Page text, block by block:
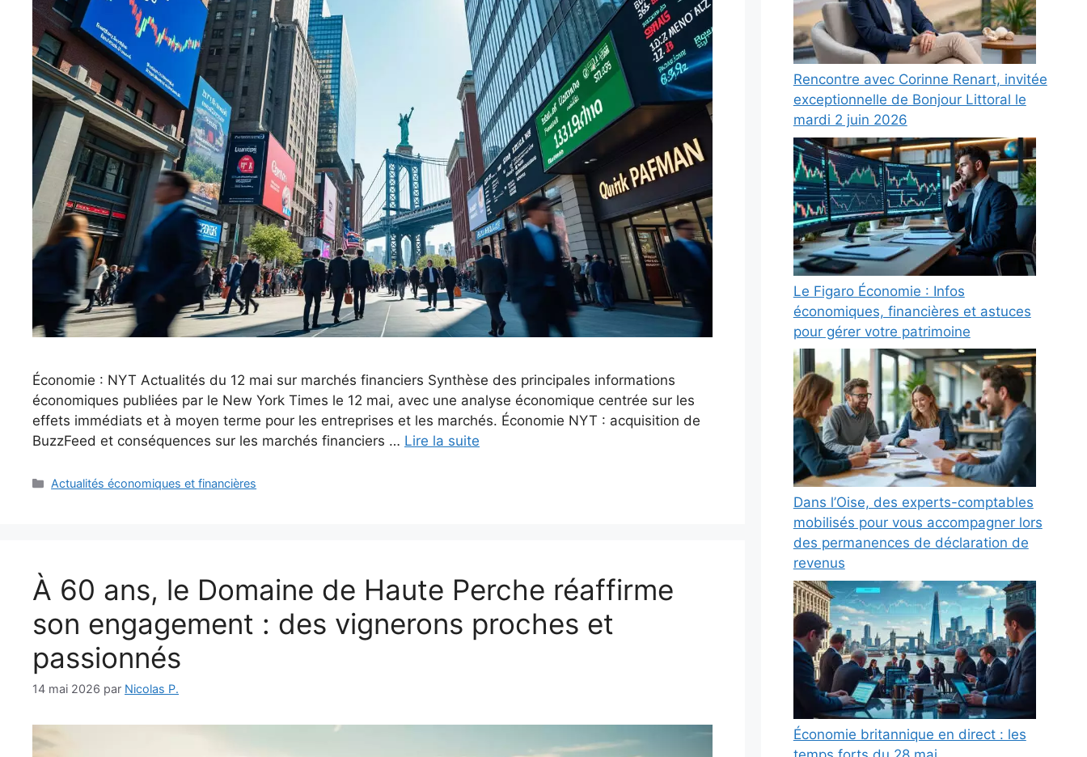
Économie : NYT Actualités du 12 mai sur marchés financiers Synthèse des principales informations
économiques publiées par le New York Times le 12 mai, avec une analyse économique centrée sur les
effets immédiats et à moyen terme pour les entreprises et les marchés. Économie NYT : acquisition de
BuzzFeed et conséquences sur les marchés financiers … Lire la suite
Catégories
Actualités économiques et financières
À 60 ans, le Domaine de Haute Perche réaffirme
son engagement : des vignerons proches et
passionnés
14 mai 2026 par Nicolas P.
Rencontre avec Corinne Renart, invitée
exceptionnelle de Bonjour Littoral le
mardi 2 juin 2026
Le Figaro Économie : Infos
économiques, financières et astuces
pour gérer votre patrimoine
Dans l’Oise, des experts-comptables
mobilisés pour vous accompagner lors
des permanences de déclaration de
revenus
Économie britannique en direct : les